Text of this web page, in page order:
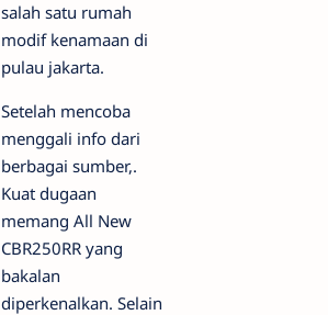
salah satu rumah
modif kenamaan di
pulau jakarta.
Setelah mencoba
menggali info dari
berbagai sumber,.
Kuat dugaan
memang All New
CBR250RR yang
bakalan
diperkenalkan. Selain